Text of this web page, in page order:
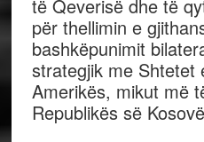
të Qeverisë dhe të
për thellimin e
bashkëpunimit
strategjik me Shtetet
Amerikës, mikut më
Republikës së